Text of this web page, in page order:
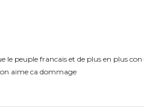
le peuple francais et de plus en plus
aime ca dommage